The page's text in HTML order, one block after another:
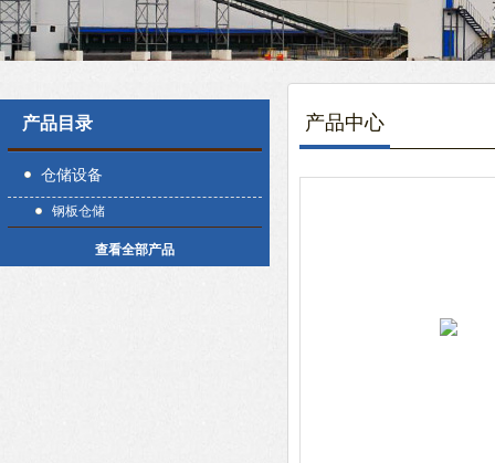
产品目录
仓储设备
钢板仓储
查看全部产品
产品中心